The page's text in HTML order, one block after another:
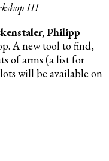
III
Philipp
A new tool to find,
of arms (a list for
will be available on